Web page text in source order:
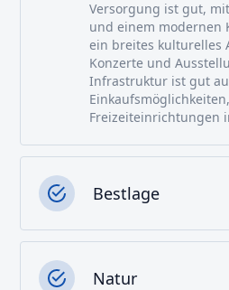
Versorgung ist gut,
und einem modernen
ein breites kulturelles
Konzerte und
Infrastruktur ist gut
Freizeiteinrichtungen
Bestlage
Natur